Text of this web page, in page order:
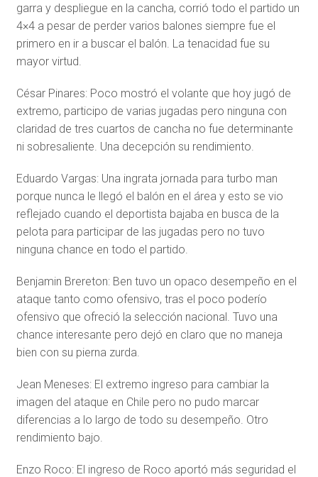
garra y despliegue en la cancha, corrió todo el partido un
4×4 a pesar de perder varios balones siempre fue el
primero en ir a buscar el balón. La tenacidad fue su
mayor virtud.
César Pinares: Poco mostró el volante que hoy jugó de
extremo, participo de varias jugadas pero ninguna con
claridad de tres cuartos de cancha no fue determinante
ni sobresaliente. Una decepción su rendimiento.
Eduardo Vargas: Una ingrata jornada para turbo man
porque nunca le llegó el balón en el área y esto se vio
reflejado cuando el deportista bajaba en busca de la
pelota para participar de las jugadas pero no tuvo
ninguna chance en todo el partido.
Benjamin Brereton: Ben tuvo un opaco desempeño en el
ataque tanto como ofensivo, tras el poco poderío
ofensivo que ofreció la selección nacional. Tuvo una
chance interesante pero dejó en claro que no maneja
bien con su pierna zurda.
Jean Meneses: El extremo ingreso para cambiar la
imagen del ataque en Chile pero no pudo marcar
diferencias a lo largo de todo su desempeño. Otro
rendimiento bajo.
Enzo Roco: El ingreso de Roco aportó más seguridad el